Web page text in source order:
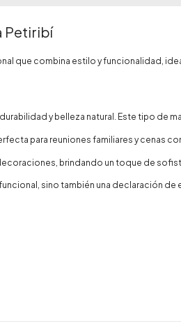
Petiribí
que combina estilo y funcionalidad,
y belleza natural. Este tipo de
para reuniones familiares y cenas
brindando un toque de
sino también una declaración